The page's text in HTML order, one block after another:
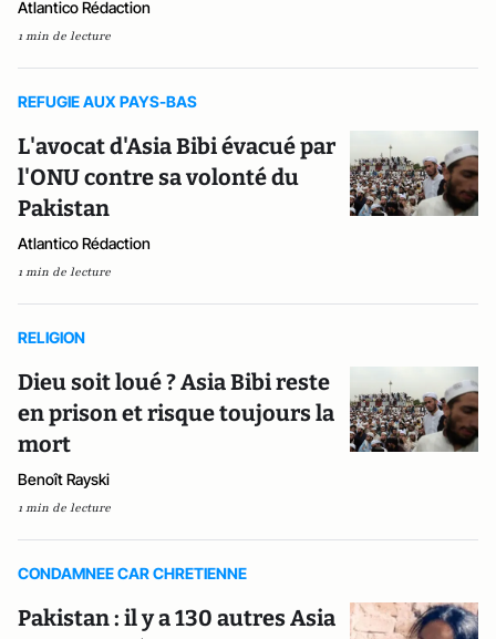
Atlantico Rédaction
1 min de lecture
REFUGIE AUX PAYS-BAS
L'avocat d'Asia Bibi évacué par
l'ONU contre sa volonté du
Pakistan
Atlantico Rédaction
1 min de lecture
RELIGION
Dieu soit loué ? Asia Bibi reste
en prison et risque toujours la
mort
Benoît Rayski
1 min de lecture
CONDAMNEE CAR CHRETIENNE
Pakistan : il y a 130 autres Asia